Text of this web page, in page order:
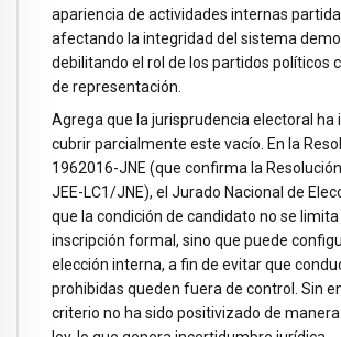
apariencia de actividades internas
afectando la integridad del sistema
debilitando el rol de los partidos políticos
de representación.
Agrega que la jurisprudencia electoral ha
cubrir parcialmente este vacío. En la
1962016-JNE (que confirma la
JEE-LC1/JNE), el Jurado Nacional de
que la condición de candidato no se limita
inscripción formal, sino que puede
elección interna, a fin de evitar que
prohibidas queden fuera de control. Sin
criterio no ha sido positivizado de